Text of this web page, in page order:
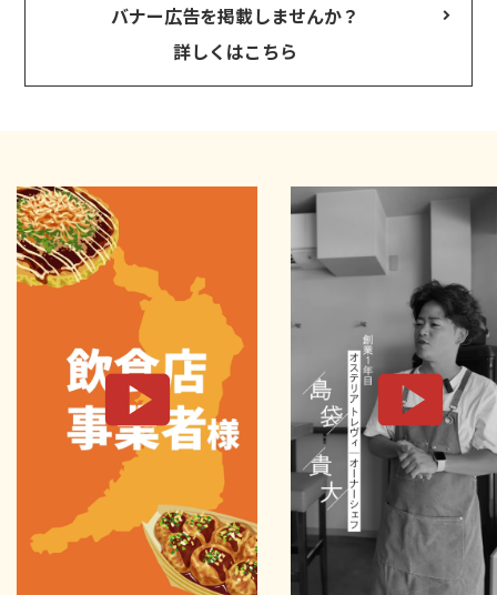
バナー広告を掲載しませんか？
詳しくはこちら